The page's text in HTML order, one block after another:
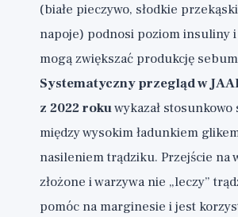
(białe pieczywo, słodkie
napoje) podnosi poziom insuliny
mogą zwiększać produkcję
Systematyczny przegląd w
z 2022 rokuwykazał
między wysokim ładunkiem
nasileniem trądziku. Przejście na
złożone i warzywa nie „leczy”
pomóc na marginesie i jest